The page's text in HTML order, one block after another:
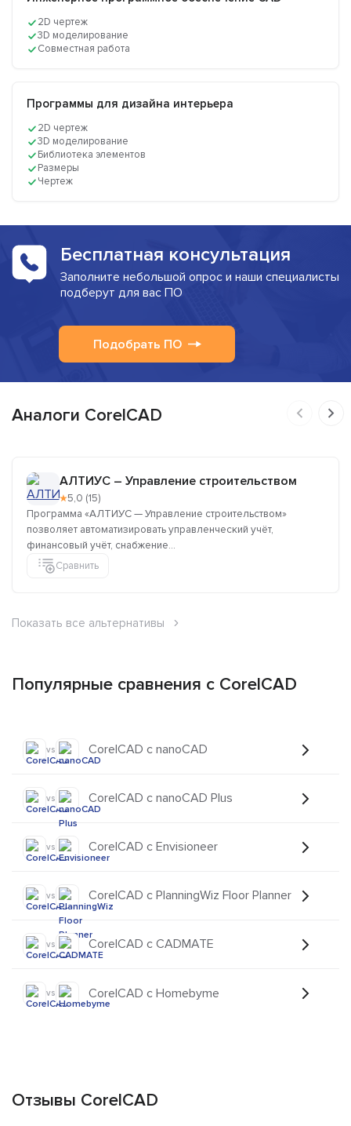
2D чертеж
3D моделирование
Совместная работа
Программы для дизайна интерьера
2D чертеж
3D моделирование
Библиотека элементов
Размеры
Чертеж
Бесплатная консультация
Заполните небольшой опрос и наши специалисты
подберут для вас ПО
Подобрать ПО
Аналоги CorelCAD
АЛТИУС – Управление строительством
★5,0 (15)
Программа «АЛТИУС — Управление строительством»
позволяет автоматизировать управленческий учёт,
финансовый учёт, снабжение...
Сравнить
Показать все альтернативы
Популярные сравнения с CorelCAD
vs CorelCAD с nanoCAD
vs CorelCAD с nanoCAD Plus
vs CorelCAD с Envisioneer
vs CorelCAD с PlanningWiz Floor Planner
vs CorelCAD с CADMATE
vs CorelCAD с Homebyme
Отзывы CorelCAD